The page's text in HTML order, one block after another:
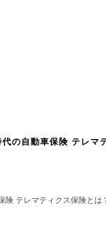
の自動車保険 テレマ